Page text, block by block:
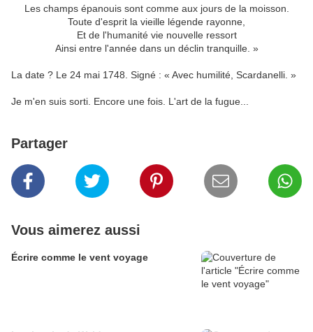
Les champs épanouis sont comme aux jours de la moisson.
Toute d'esprit la vieille légende rayonne,
Et de l'humanité vie nouvelle ressort
Ainsi entre l'année dans un déclin tranquille. »
La date ? Le 24 mai 1748. Signé : « Avec humilité, Scardanelli. »
Je m'en suis sorti. Encore une fois. L'art de la fugue...
Partager
Vous aimerez aussi
Écrire comme le vent voyage